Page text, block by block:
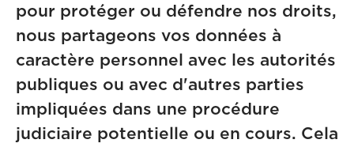
pour protéger ou défendre nos droits,
nous partageons vos données à
caractère personnel avec les autorités
publiques ou avec d'autres parties
impliquées dans une procédure
judiciaire potentielle ou en cours. Cela